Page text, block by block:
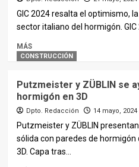
GIC 2024 resalta el optimismo,
sector italiano del hormigón. GIC
MÁS
CONSTRUCCIÓN
Putzmeister y ZÜBLIN se
hormigón en 3D
Dpto. Redacción 14 mayo, 2024
Putzmeister y ZÜBLIN
sólida con paredes de
3D. Capa tras...